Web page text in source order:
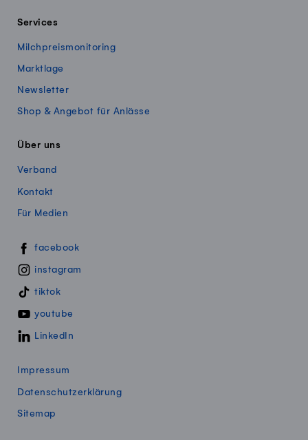
Services
Milchpreismonitoring
Marktlage
Newsletter
Shop & Angebot für Anlässe
Über uns
Verband
Kontakt
Für Medien
Swissmillk auf Social Media
facebook
instagram
tiktok
youtube
LinkedIn
Impressum
Datenschutzerklärung
Sitemap